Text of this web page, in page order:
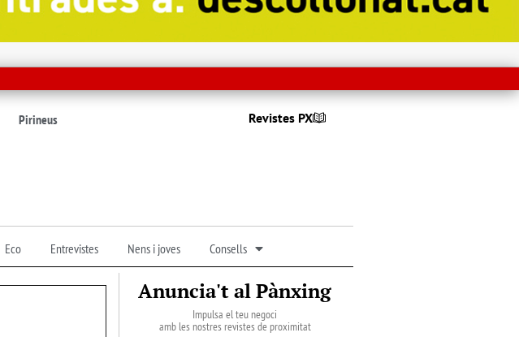
Pirineus Revistes PX
Eco Entrevistes Nens i joves Consells
Anuncia't al Pànxing
Impulsa el teu negoci
amb les nostres revistes de proximitat